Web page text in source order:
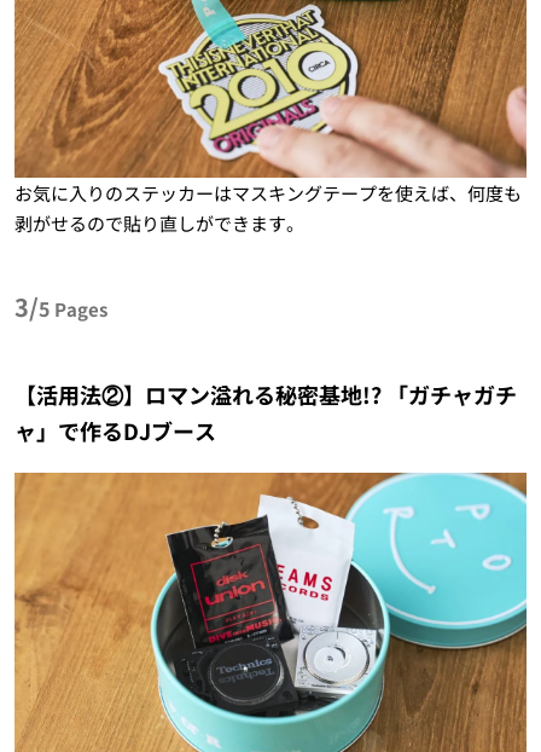
お気に入りのステッカーはマスキングテープを使えば、何度も
剥がせるので貼り直しができます。
3/5 Pages
【活用法②】ロマン溢れる秘密基地!? 「ガチャガチ
ャ」で作るDJブース